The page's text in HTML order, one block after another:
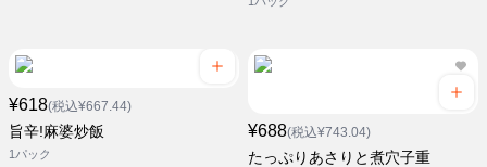
¥618(税込¥667.44)
旨辛!麻婆炒飯
1パック
¥688(税込¥743.04)
たっぷりあさりと煮穴子重